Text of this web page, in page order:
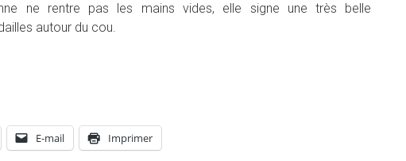
ne rentre pas les mains vides, elle signe une très belle
autour du cou.
E-mail Imprimer